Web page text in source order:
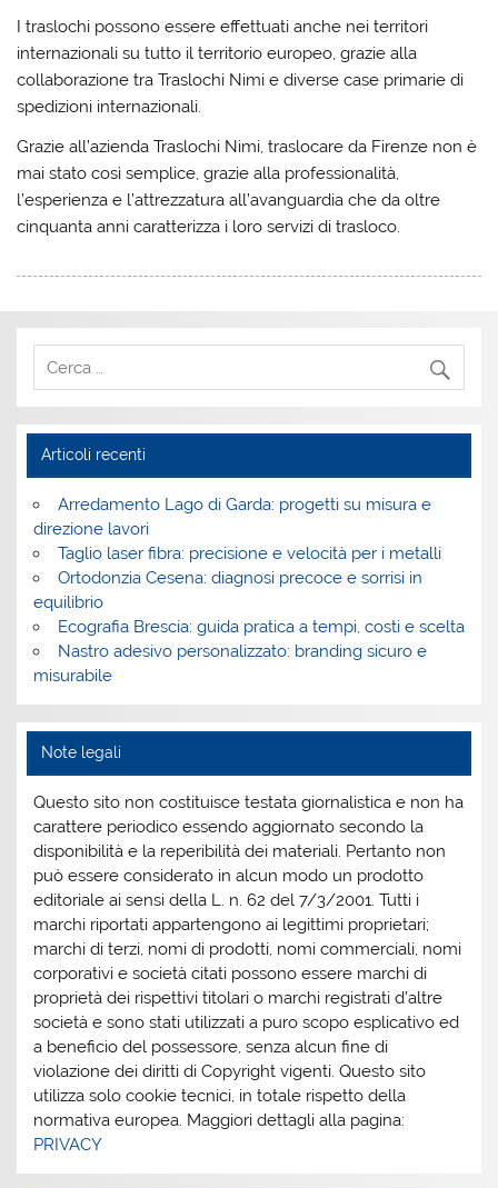
I traslochi possono essere effettuati anche nei territori
internazionali su tutto il territorio europeo, grazie alla
collaborazione tra Traslochi Nimi e diverse case primarie di
spedizioni internazionali.
Grazie all’azienda Traslochi Nimi, traslocare da Firenze non è
mai stato così semplice, grazie alla professionalità,
l’esperienza e l’attrezzatura all’avanguardia che da oltre
cinquanta anni caratterizza i loro servizi di trasloco.
Articoli recenti
Arredamento Lago di Garda: progetti su misura e
direzione lavori
Taglio laser fibra: precisione e velocità per i metalli
Ortodonzia Cesena: diagnosi precoce e sorrisi in
equilibrio
Ecografia Brescia: guida pratica a tempi, costi e scelta
Nastro adesivo personalizzato: branding sicuro e
misurabile
Note legali
Questo sito non costituisce testata giornalistica e non ha
carattere periodico essendo aggiornato secondo la
disponibilità e la reperibilità dei materiali. Pertanto non
può essere considerato in alcun modo un prodotto
editoriale ai sensi della L. n. 62 del 7/3/2001. Tutti i
marchi riportati appartengono ai legittimi proprietari;
marchi di terzi, nomi di prodotti, nomi commerciali, nomi
corporativi e società citati possono essere marchi di
proprietà dei rispettivi titolari o marchi registrati d’altre
società e sono stati utilizzati a puro scopo esplicativo ed
a beneficio del possessore, senza alcun fine di
violazione dei diritti di Copyright vigenti. Questo sito
utilizza solo cookie tecnici, in totale rispetto della
normativa europea. Maggiori dettagli alla pagina:
PRIVACY